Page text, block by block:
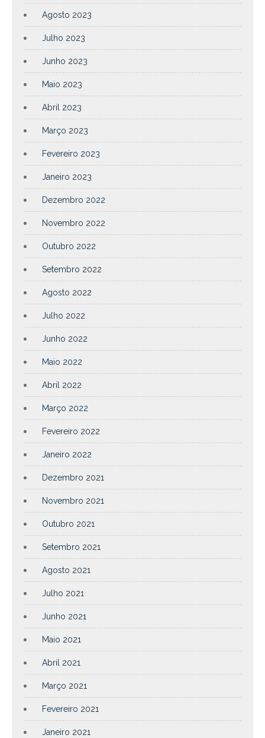
Agosto 2023
Julho 2023
Junho 2023
Maio 2023
Abril 2023
Março 2023
Fevereiro 2023
Janeiro 2023
Dezembro 2022
Novembro 2022
Outubro 2022
Setembro 2022
Agosto 2022
Julho 2022
Junho 2022
Maio 2022
Abril 2022
Março 2022
Fevereiro 2022
Janeiro 2022
Dezembro 2021
Novembro 2021
Outubro 2021
Setembro 2021
Agosto 2021
Julho 2021
Junho 2021
Maio 2021
Abril 2021
Março 2021
Fevereiro 2021
Janeiro 2021